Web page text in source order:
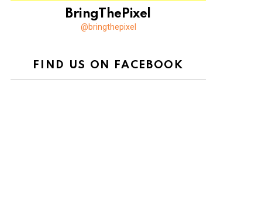
BringThePixel
@bringthepixel
FIND US ON FACEBOOK